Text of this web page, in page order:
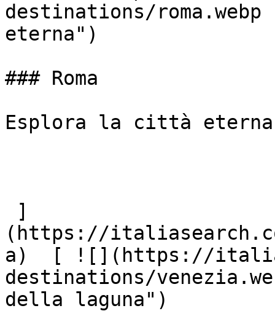
destinations/
eterna")
### Roma
Esplora la città eterna
(https://
a)  [ ![](https://
destinations/
della laguna")